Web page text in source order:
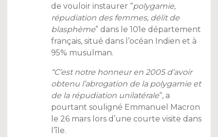
de vouloir instaurer “polygamie,
répudiation des femmes, délit de
blasphème” dans le 101e département
français, situé dans l’océan Indien et à
95% musulman.
“C’est notre honneur en 2005 d’avoir
obtenu l’abrogation de la polygamie et
de la répudiation unilatérale“, a
pourtant souligné Emmanuel Macron
le 26 mars lors d’une courte visite dans
l’île.